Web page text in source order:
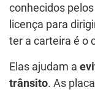
conhecidos
licença para
ter a carteira é o
Elas ajudam a
trânsito. As